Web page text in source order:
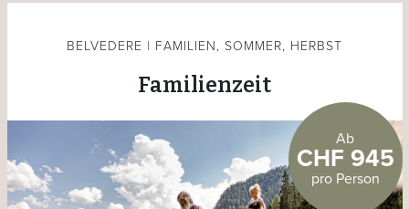
BELVEDERE | FAMILIEN, SOMMER, HERBST
Familienzeit
Ab
CHF 945
pro Person